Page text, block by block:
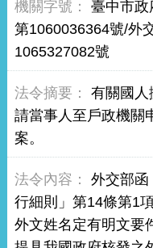
臺中市政
第1060036364號/外
1065327082號
有關國人
請當事人至戶政機關
案。
外交部函
行細則」第14條第1
外文姓名定有明文要